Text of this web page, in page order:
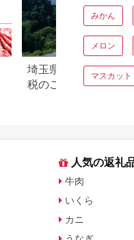
埼玉県横瀬町のふる
税のご紹介
みかん
メロン
マスカット
人気の返礼
牛肉
いくら
カニ